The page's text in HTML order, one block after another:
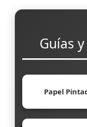
Guías
Papel